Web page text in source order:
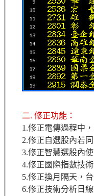
二. 修正功能：
1.修正電傳過程中
2.修正自選股內若
3.修正智慧選股內
4.修正國際指數技
5.修正換月隔天，
6.修正技術分析日